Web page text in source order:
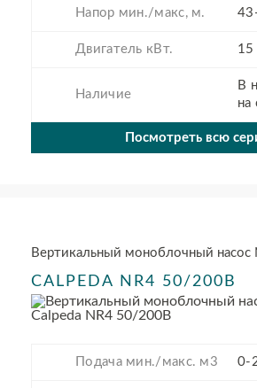
Напор мин./макс, м.
Двигатель кВт. 15
Наличие
В
на
Посмотреть всю
Вертикальный моноблочный насос
CALPEDA NR4 50/200B
Подача мин./макс. м3 0-